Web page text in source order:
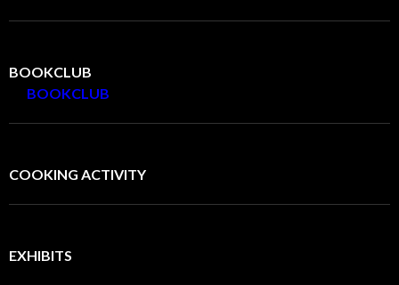
BOOKCLUB
BOOKCLUB
COOKING ACTIVITY
EXHIBITS